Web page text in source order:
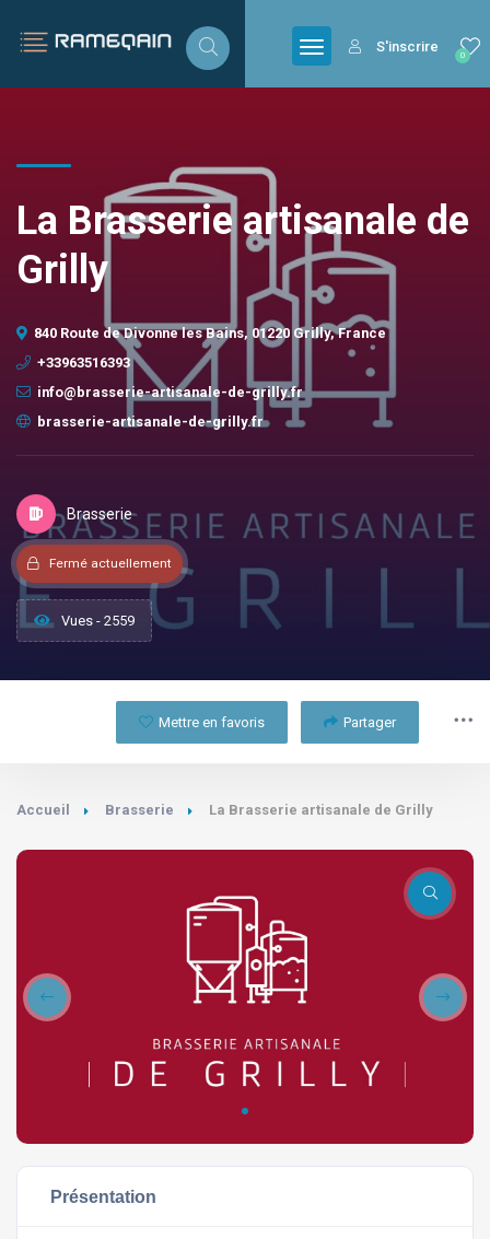
0
S'inscrire
La Brasserie artisanale de
Grilly
840 Route de Divonne les Bains, 01220 Grilly, France
+33963516393
info@brasserie-artisanale-de-grilly.fr
brasserie-artisanale-de-grilly.fr
Brasserie
Fermé actuellement
Vues - 2559
Mettre en favoris Partager
Accueil Brasserie La Brasserie artisanale de Grilly
Présentation